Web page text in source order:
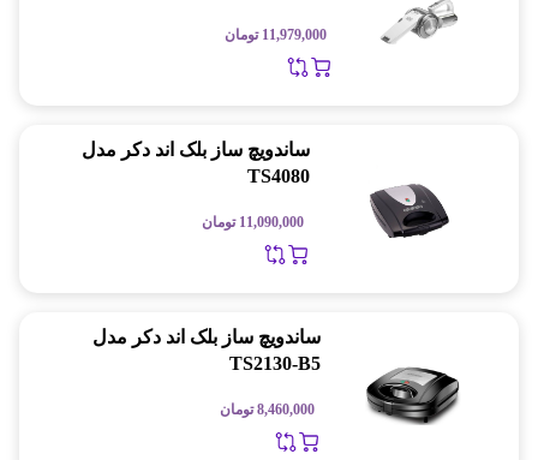
11,979,000 تومان
ساندویچ ساز بلک اند دکر مدل
TS4080
11,090,000 تومان
ساندویچ ساز بلک اند دکر مدل
TS2130-B5
8,460,000 تومان